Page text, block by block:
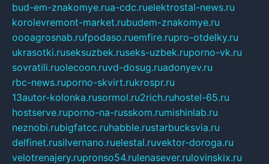
bud-em-znakomye.rua-cdc.ruelektrostal-news.ru
korolevremont-market.rubudem-znakomye.ru
oooagrosnab.rufpodaso.ruemfire.rupro-otdelky.ru
ukrasotki.ruseksuzbek.ruseks-uzbek.ruporno-vk.ru
sovratili.ruolecoon.ruvd-dosug.ruadonyev.ru
rbc-news.ruporno-skvirt.rukrospr.ru
13autor-kolonka.rusormol.ru2rich.ruhostel-65.ru
hostserve.ruporno-na-russkom.rumishinlab.ru
neznobi.rubigfatcc.ruhabble.rustarbucksvia.ru
delfinet.rusilvernano.ruelestal.ruvektor-doroga.ru
velotrenajery.rupronso54.rulenasever.rulovinskix.ru